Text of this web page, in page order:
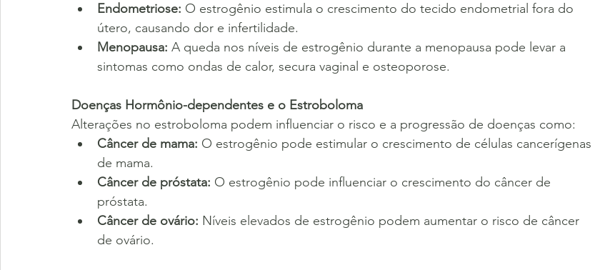
Endometriose: O estrogênio estimula o crescimento do tecido endometrial fora do
útero, causando dor e infertilidade.
Menopausa: A queda nos níveis de estrogênio durante a menopausa pode levar a
sintomas como ondas de calor, secura vaginal e osteoporose.
Doenças Hormônio-dependentes e o Estroboloma
Alterações no estroboloma podem influenciar o risco e a progressão de doenças como:
Câncer de mama: O estrogênio pode estimular o crescimento de células cancerígenas
de mama.
Câncer de próstata: O estrogênio pode influenciar o crescimento do câncer de
próstata.
Câncer de ovário: Níveis elevados de estrogênio podem aumentar o risco de câncer
de ovário.